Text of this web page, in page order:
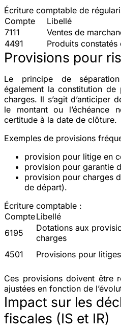
Écriture comptable de
Compte
Libellé
7111
Ventes de
4491
Produits constatés
Provisions pour
Le principe de
également la constitution
charges. Il s’agit d’anticiper
le montant ou l’échéance
certitude à la date de clôture.
Exemples de provisions
provision pour litige en
provision pour garantie
provision pour charges
de départ).
Écriture comptable :
CompteLibellé
6195
Dotations aux
charges
4501
Provisions pour litiges
Ces provisions doivent être
ajustées en fonction de
Impact sur les
fiscales (IS et IR)